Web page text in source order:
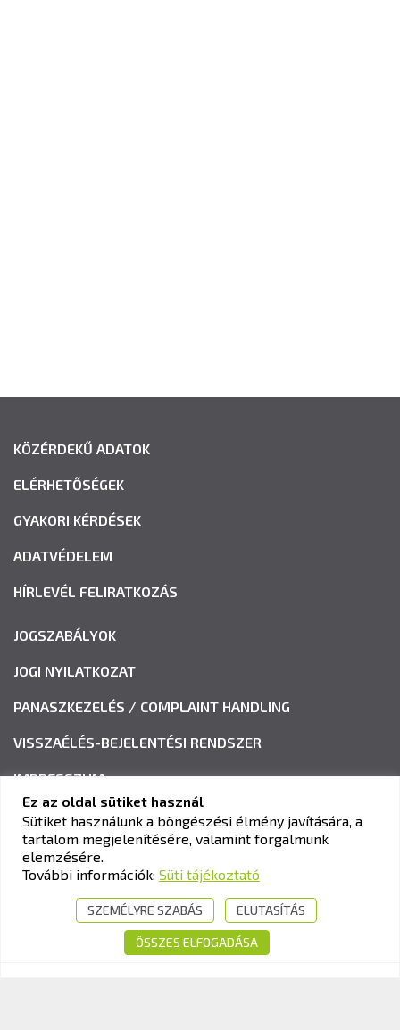
KÖZÉRDEKŰ ADATOK
ELÉRHETŐSÉGEK
GYAKORI KÉRDÉSEK
ADATVÉDELEM
HÍRLEVÉL FELIRATKOZÁS
JOGSZABÁLYOK
JOGI NYILATKOZAT
PANASZKEZELÉS / COMPLAINT HANDLING
VISSZAÉLÉS-BEJELENTÉSI RENDSZER
IMPRESSZUM
KAV KÖZLEKEDÉSI ALKALMASSÁGI ÉS VIZSGAKÖZPONT
Cím:1033 Budapest, Polgár utca 8-10.
+36-1-510-0101
info@kavk.hu
Ez az oldal sütiket használ
Sütiket használunk a böngészési élmény javítására, a
tartalom megjelenítésére, valamint forgalmunk
elemzésére.
További információk: Süti tájékoztató
SZEMÉLYRE SZABÁS ELUTASÍTÁS
ÖSSZES ELFOGADÁSA